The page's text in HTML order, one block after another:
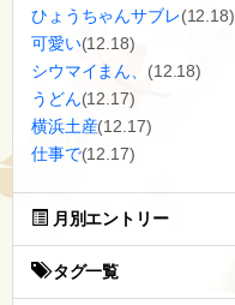
ひょうちゃんサブレ(12.18)
可愛い(12.18)
シウマイまん、 (12.18)
うどん(12.17)
横浜土産(12.17)
仕事で(12.17)
月別エントリー
タグ一覧